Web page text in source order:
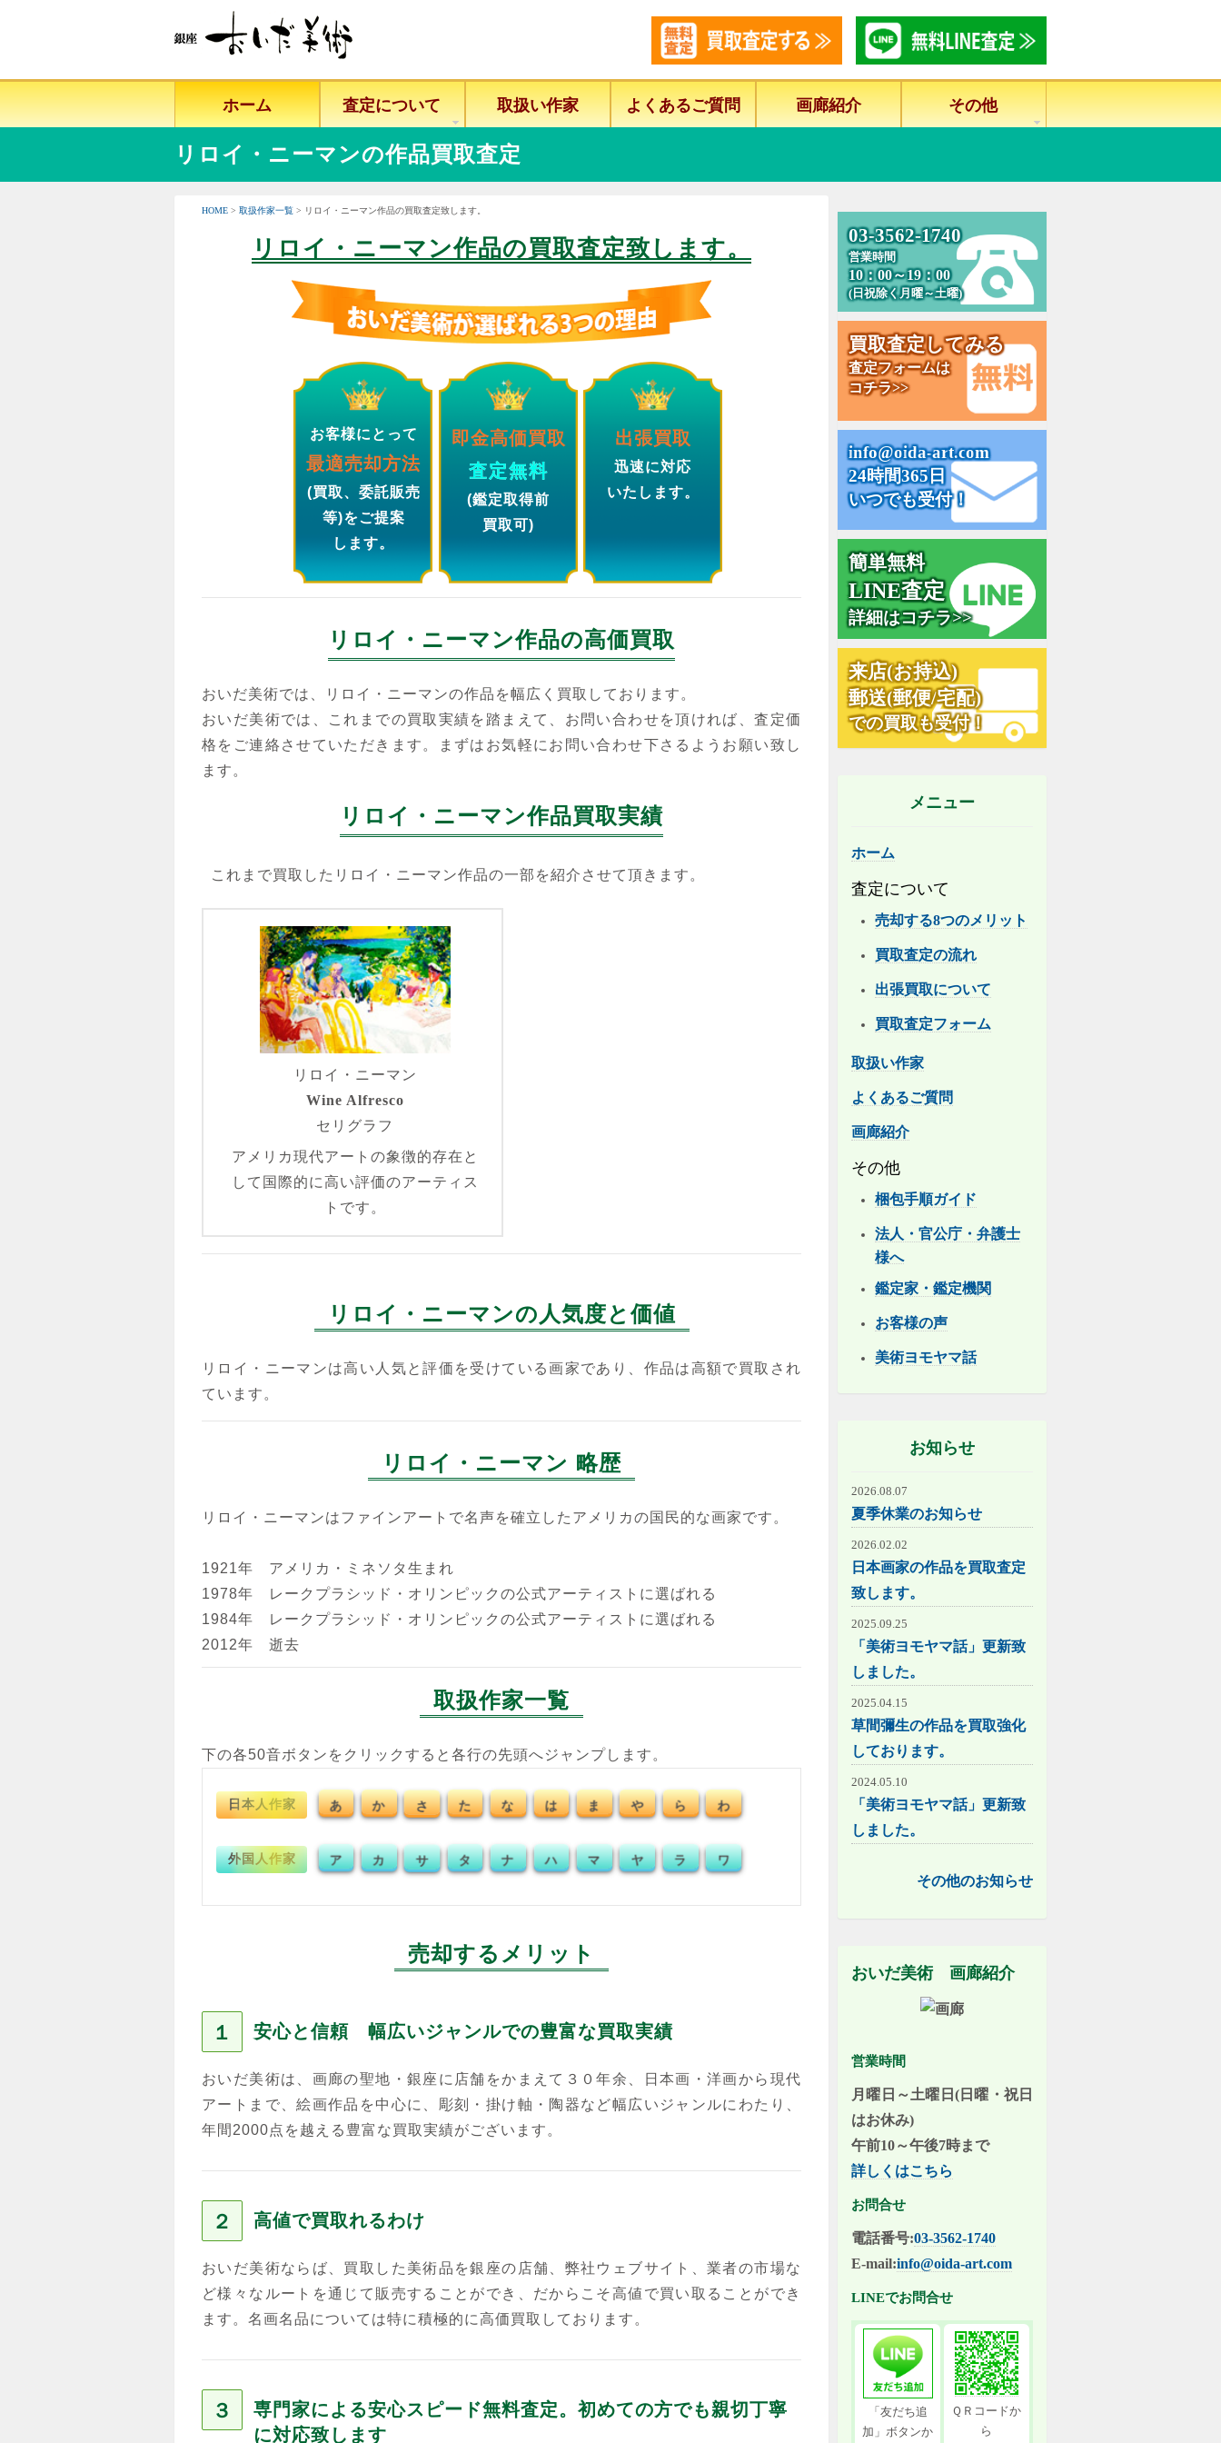
ホーム 査定について 取扱い作家 よくあるご質問 画廊紹介 その他
リロイ・ニーマンの作品買取査定
HOME > 取扱作家一覧 > リロイ・ニーマン作品の買取査定致します。
リロイ・ニーマン作品の買取査定致します。
お客様にとって
最適売却方法
(買取、委託販売
等)をご提案
します。
即金高価買取
査定無料
(鑑定取得前
買取可)
出張買取
迅速に対応
いたします。
リロイ・ニーマン作品の高価買取
おいだ美術では、リロイ・ニーマンの作品を幅広く買取しております。
おいだ美術では、これまでの買取実績を踏まえて、お問い合わせを頂ければ、査定価
格をご連絡させていただきます。まずはお気軽にお問い合わせ下さるようお願い致し
ます。
リロイ・ニーマン作品買取実績
これまで買取したリロイ・ニーマン作品の一部を紹介させて頂きます。
リロイ・ニーマン
Wine Alfresco
セリグラフ
アメリカ現代アートの象徴的存在と
して国際的に高い評価のアーティス
トです。
リロイ・ニーマンの人気度と価値
リロイ・ニーマンは高い人気と評価を受けている画家であり、作品は高額で買取され
ています。
リロイ・ニーマン 略歴
リロイ・ニーマンはファインアートで名声を確立したアメリカの国民的な画家です。
1921年 アメリカ・ミネソタ生まれ
1978年 レークプラシッド・オリンピックの公式アーティストに選ばれる
1984年 レークプラシッド・オリンピックの公式アーティストに選ばれる
2012年 逝去
取扱作家一覧
下の各50音ボタンをクリックすると各行の先頭へジャンプします。
日本人作家 あ か さ た な は ま や ら わ
外国人作家 ア カ サ タ ナ ハ マ ヤ ラ ワ
売却するメリット
１ 安心と信頼 幅広いジャンルでの豊富な買取実績
おいだ美術は、画廊の聖地・銀座に店舗をかまえて３０年余、日本画・洋画から現代
アートまで、絵画作品を中心に、彫刻・掛け軸・陶器など幅広いジャンルにわたり、
年間2000点を越える豊富な買取実績がございます。
２ 高値で買取れるわけ
おいだ美術ならば、買取した美術品を銀座の店舗、弊社ウェブサイト、業者の市場な
ど様々なルートを通じて販売することができ、だからこそ高値で買い取ることができ
ます。名画名品については特に積極的に高価買取しております。
３
専門家による安心スピード無料査定。初めての方でも親切丁寧
に対応致します
03-3562-1740
営業時間
10：00～19：00
(日祝除く月曜～土曜)
買取査定してみる
査定フォームは
コチラ>>
info@oida-art.com
24時間365日
いつでも受付！
簡単無料
LINE査定
詳細はコチラ>>
来店(お持込)
郵送(郵便/宅配)
での買取も受付！
メニュー
ホーム
査定について
売却する8つのメリット
買取査定の流れ
出張買取について
買取査定フォーム
取扱い作家
よくあるご質問
画廊紹介
その他
梱包手順ガイド
法人・官公庁・弁護士
様へ
鑑定家・鑑定機関
お客様の声
美術ヨモヤマ話
お知らせ
2026.08.07
夏季休業のお知らせ
2026.02.02
日本画家の作品を買取査定
致します。
2025.09.25
「美術ヨモヤマ話」更新致
しました。
2025.04.15
草間彌生の作品を買取強化
しております。
2024.05.10
「美術ヨモヤマ話」更新致
しました。
その他のお知らせ
おいだ美術 画廊紹介
営業時間
月曜日～土曜日(日曜・祝日
はお休み)
午前10～午後7時まで
詳しくはこちら
お問合せ
電話番号:03-3562-1740
E-mail:info@oida-art.com
LINEでお問合せ
「友だち追
加」ボタンか
ＱＲコードか
ら